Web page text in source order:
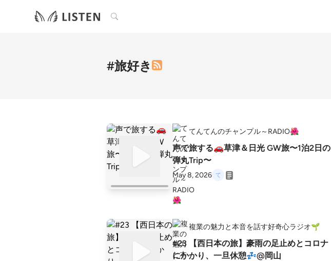
検索
#旅好き
てんてんのチャンプル～RADIO🌺
声で旅する🚗草津＆日光 GW旅〜1泊2日の
弾丸Trip〜
May 8, 2026
複業の魅力と本音を話す好奇心ラジオ🌱
#23 【西日本の旅】豪雨の足止めとコロナ
にかかり、一旦休憩💤@岡山